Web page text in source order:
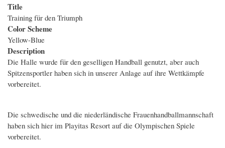
Title
Training für den Triumph
Color Scheme
Yellow-Blue
Description
Die Halle wurde für den geselligen Handball genutzt, aber auch
Spitzensportler haben sich in unserer Anlage auf ihre Wettkämpfe
vorbereitet.
Die schwedische und die niederländische Frauenhandballmannschaft
haben sich hier im Playitas Resort auf die Olympischen Spiele
vorbereitet.